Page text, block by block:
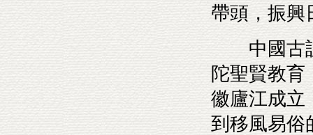
帶頭，振興
中國古訓
陀聖賢教育
徽廬江成立
到移風易俗